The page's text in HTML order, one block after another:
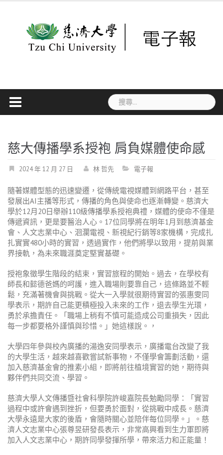
搜
尋
字:
慈大傳播學系授袍 肩負媒體使命感
2024 年 12 月 27 日 林 哲先 電子報
隨著媒體型態的迅速變遷，從傳統電視媒體到網路平台，甚至
發展出AI主播等形式，傳播的角色與使命也逐漸轉變。慈濟大
學於12月20日舉辦110級傳播學系授袍典禮，媒體的使命不僅是
傳遞資訊，更是要醫治人心。 17位同學將在明年1月到慈濟基金
會、人文志業中心、洄瀾電視、新視紀行銷等8家機構，完成扎
扎實實480小時的實習，透過實作，他們將學以致用，提前與業
界接軌，為未來職涯奠定堅實基礎。
授袍象徵學生階段的結束，實習旅程的開始。過去，在學校有
師長和懿德爸媽的呵護，進入職場則要靠自己，這條路並不輕
鬆，充滿著機會與挑戰。從大一入學就很期待實習的張惠雯同
學表示，期許自己能更積極投入未來的工作，退去學生光環，
勇於承擔責任。「職場上稍有不慎可能造成公司重損失，因此
每一步都要格外謹慎與珍惜。」她這樣說。，
大學四年參與校內廣播的湯逸安同學表示，廣播電台改變了我
的大學生活，越來越喜歡嘗試新事物，不僅學會籌劃活動，還
加入慈濟基金會的推素小組，即將前往植境實習的她，期待與
夥伴們共同交流、學習。
慈濟大學人文傳播暨社會科學院許峻嘉院長勉勵同學：「實習
過程中或許會遇到挫折，但要勇於面對，從挑戰中成長。慈濟
大學永遠是大家的後盾，會隨時關心並陪伴每位同學。」。慈
濟人文志業中心張尊昱研發長表示，非常高興看到生力軍即將
加入人文志業中心，期許同學發揮所學，帶來活力和正能量！